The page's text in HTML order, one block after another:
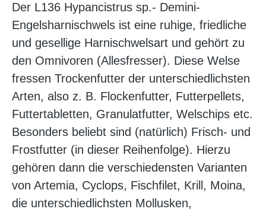
Der L136 Hypancistrus sp.- Demini-
Engelsharnischwels ist eine ruhige, friedliche
und gesellige Harnischwelsart und gehört zu
den Omnivoren (Allesfresser). Diese Welse
fressen Trockenfutter der unterschiedlichsten
Arten, also z. B. Flockenfutter, Futterpellets,
Futtertabletten, Granulatfutter, Welschips etc.
Besonders beliebt sind (natürlich) Frisch- und
Frostfutter (in dieser Reihenfolge). Hierzu
gehören dann die verschiedensten Varianten
von Artemia, Cyclops, Fischfilet, Krill, Moina,
die unterschiedlichsten Mollusken,